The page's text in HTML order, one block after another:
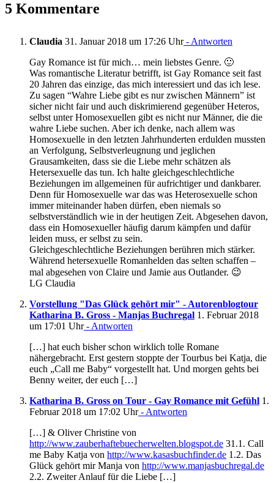
5 Kommentare
Claudia 31. Januar 2018 um 17:26 Uhr- Antworten
Gay Romance ist für mich… mein liebstes Genre. 🙂
Was romantische Literatur betrifft, ist Gay Romance seit fast
20 Jahren das einzige, das mich interessiert und das ich lese.
Zu sagen “Wahre Liebe gibt es nur zwischen Männern” ist
sicher nicht fair und auch diskrimierend gegenüber Heteros,
selbst unter Homosexuellen gibt es nicht nur Männer, die die
wahre Liebe suchen. Aber ich denke, nach allem was
Homosexuelle in den letzten Jahrhunderten erdulden mussten
an Verfolgung, Selbstverleugnung und jeglichen
Grausamkeiten, dass sie die Liebe mehr schätzen als
Hetersexuelle das tun. Ich halte gleichgeschlechtliche
Beziehungen im allgemeinen für aufrichtiger und dankbarer.
Denn für Homosexuelle war das was Heterosexuelle schon
immer miteinander haben dürfen, eben niemals so
selbstverständlich wie in der heutigen Zeit. Abgesehen davon,
dass ein Homosexueller häufig darum kämpfen und dafür
leiden muss, er selbst zu sein.
Gleichgeschlechtliche Beziehungen berühren mich stärker.
Während hetersexuelle Romanhelden das selten schaffen –
mal abgesehen von Claire und Jamie aus Outlander. 😉
LG Claudia
Vorstellung "Das Glück gehört mir" - Autorenblogtour
Katharina B. Gross - Manjas Buchregal 1. Februar 2018
um 17:01 Uhr- Antworten
[…] hat euch bisher schon wirklich tolle Romane
nähergebracht. Erst gestern stoppte der Tourbus bei Katja, die
euch „Call me Baby“ vorgestellt hat. Und morgen gehts bei
Benny weiter, der euch […]
Katharina B. Gross on Tour - Gay Romance mit Gefühl 1.
Februar 2018 um 17:02 Uhr- Antworten
[…] & Oliver Christine von
http://www.zauberhaftebuecherwelten.blogspot.de 31.1. Call
me Baby Katja von http://www.kasasbuchfinder.de 1.2. Das
Glück gehört mir Manja von http://www.manjasbuchregal.de
2.2. Zweiter Anlauf für die Liebe […]